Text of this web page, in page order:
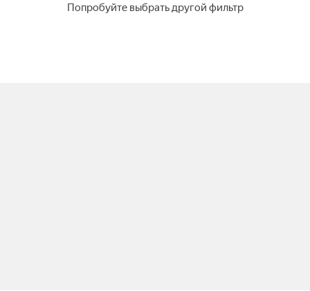
Попробуйте выбрать другой фильтр